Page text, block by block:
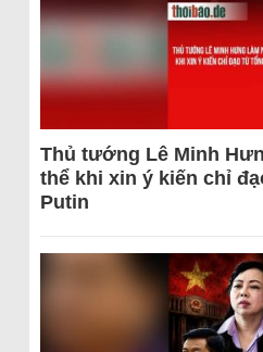
Thủ tướng Lê Minh
thể khi xin ý kiến chỉ
Putin